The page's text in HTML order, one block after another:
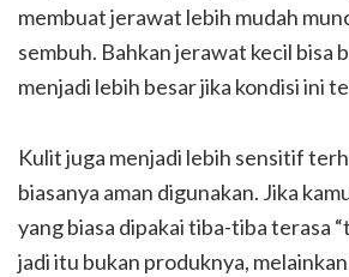
membuat jerawat lebih mudah
sembuh. Bahkan jerawat kecil bisa
menjadi lebih besar jika kondisi ini
Kulit juga menjadi lebih sensitif
biasanya aman digunakan. Jika
yang biasa dipakai tiba-tiba terasa
jadi itu bukan produknya,